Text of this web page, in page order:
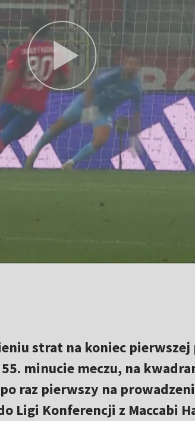
strat na koniec pierwszej
minucie meczu, na
raz pierwszy na
Ligi Konferencji z Maccabi